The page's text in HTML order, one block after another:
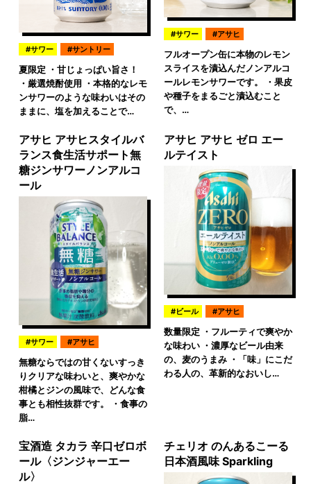
サワー サントリー
夏限定 ・甘じょっぱい旨さ！
・厳選焼酎使用 ・本格的なレモ
ンサワーのような味わいはその
ままに、塩を加えることで…
サワー アサヒ
フルオープン缶に本物のレモン
スライスを漬込んだノンアルコ
ールレモンサワーです。 ・果皮
や種子をまるごと漬込むこと
で、…
アサヒ アサヒスタイルバ
ランス食生活サポート無
糖ジンサワーノンアルコ
ール
サワー アサヒ
無糖ならではの甘くないすっき
りクリアな味わいと、爽やかな
柑橘とジンの風味で、どんな食
事とも相性抜群です。 ・食事の
脂…
アサヒ アサヒ ゼロ エー
ルテイスト
ビール アサヒ
数量限定 ・フルーティで爽やか
な味わい ・濃厚なビール由来
の、麦のうまみ ・「味」にこだ
わる人の、革新的なおいし…
宝酒造 タカラ 辛口ゼロボ
ール〈ジンジャーエー
ル〉
チェリオ のんあるこーる
日本酒風味 Sparkling